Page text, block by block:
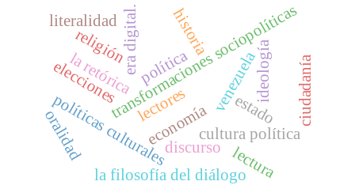
cultura política
transformaciones sociopolíticas
venezuela
políticas culturaleseconomía
política
historia
discurso
estado ciudadanía
era digital.
la retórica
la filosofía del diálogo
elecciones ideología
religión
lectura
lectores
oralidad
literalidad